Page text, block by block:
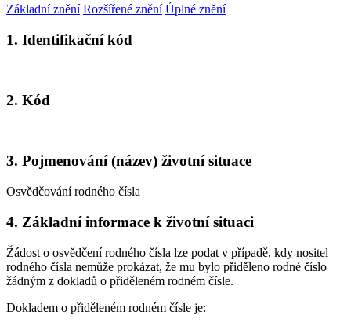
Základní znění Rozšířené znění Úplné znění
1. Identifikační kód
2. Kód
3. Pojmenování (název) životní situace
Osvědčování rodného čísla
4. Základní informace k životní situaci
Žádost o osvědčení rodného čísla lze podat v případě, kdy nositel
rodného čísla nemůže prokázat, že mu bylo přiděleno rodné číslo
žádným z dokladů o přiděleném rodném čísle.
Dokladem o přiděleném rodném čísle je: